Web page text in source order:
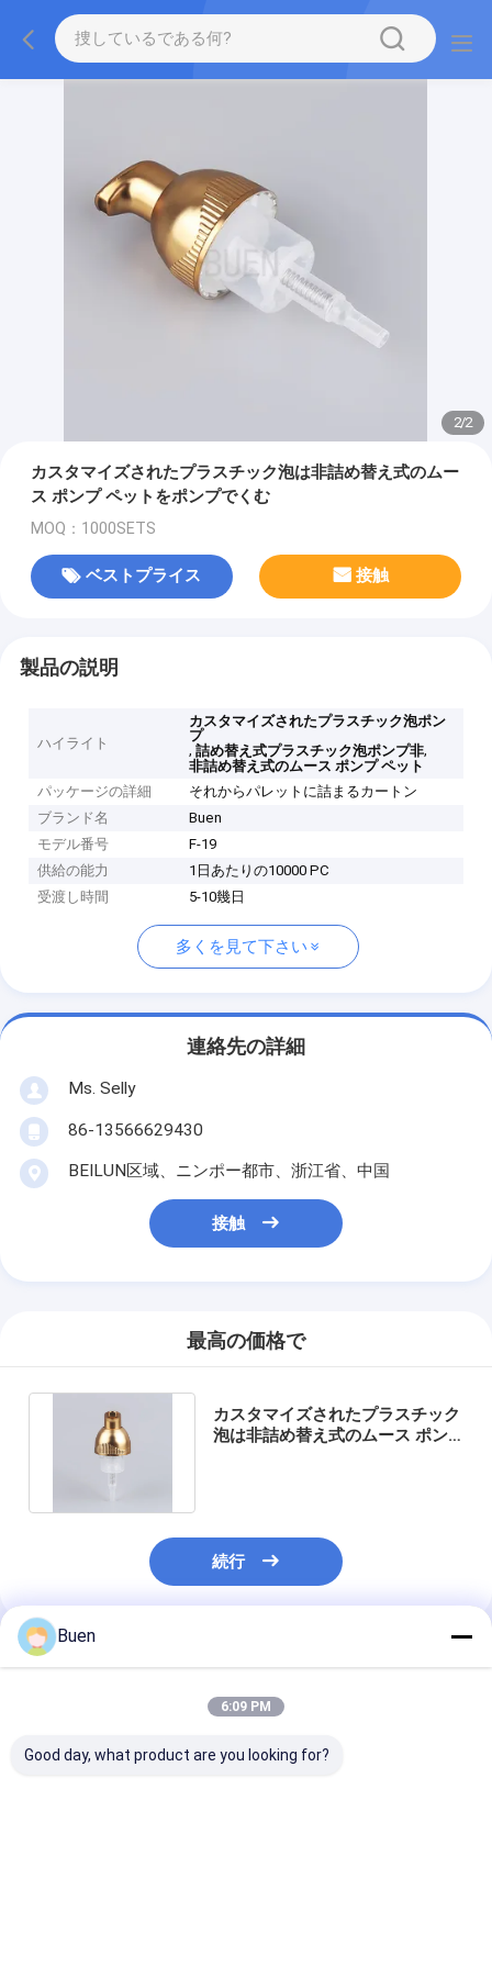
2/2
カスタマイズされたプラスチック泡は非詰め替え式のムー
ス ポンプ ペットをポンプでくむ
MOQ：1000SETS
ベストプライス 接触
製品の説明
ハイライト
カスタマイズされたプラスチック泡ポン
プ
,詰め替え式プラスチック泡ポンプ非,
非詰め替え式のムース ポンプ ペット
パッケージの詳細
それからパレットに詰まるカートン
ブランド名
Buen
モデル番号
F-19
供給の能力
1日あたりの10000 PC
受渡し時間
5-10幾日
多くを見て下さい
連絡先の詳細
Ms. Selly
86-13566629430
BEILUN区域、ニンポー都市、浙江省、中国
接触
最高の価格で
カスタマイズされたプラスチック
泡は非詰め替え式のムース ポン
続行
推薦されたプロダクト
Buen
6:09 PM
Good day, what product are you looking for?